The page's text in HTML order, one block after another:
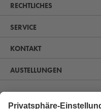
Erfahren Sie,
RECHTLICHES
SERVICE
KONTAKT
AUSTELLUNGEN